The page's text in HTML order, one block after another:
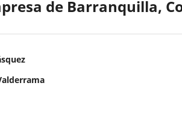
de Barranquilla,